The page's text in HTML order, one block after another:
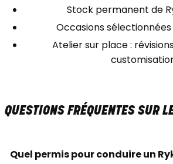
Stock permanent de
Occasions
Atelier sur place :
QUESTIONS FRÉQUENTES SUR
Quel permis pour conduire un